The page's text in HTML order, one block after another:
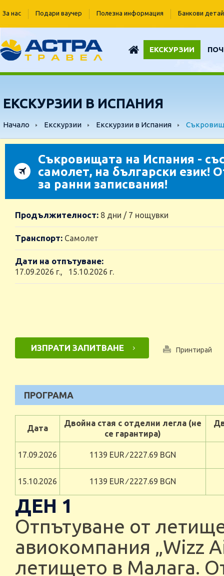
За нас Подари ваучер Полезна информация Банкови
ЕКСКУРЗИИ
ЕКСКУРЗИИ В ИСПАНИЯ
Начало Екскурзии Екскурзии в Испания
Съкровищата на Испания -
самолет, на български език!
за ранни записвания!
Продължителност: 8 дни / 7 нощувки
Транспорт: Самолет
Дати на отпътуване:
17.09.2026 г., 15.10.2026 г.
ИЗПРАТИ ЗАПИТВАНЕ Принтирай
ПРОГРАМА
Дата
Двойна стая с отделни легла (не
се гарантира)
17.09.2026 1139 EUR ∕ 2227.69 BGN
15.10.2026 1139 EUR ∕ 2227.69 BGN
ДЕН 1
Отпътуване от
авиокомпания „Wizz
летището в Малага.